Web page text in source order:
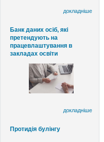
докладніше
Банк даних осіб, які
претендують на
працевлаштування в
закладах освіти
докладніше
Протидія булінгу